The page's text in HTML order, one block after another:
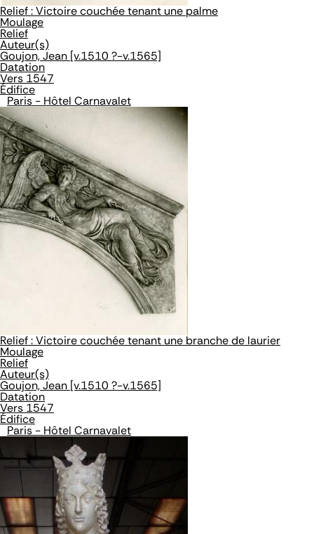
Relief : Victoire couchée tenant une palme
Moulage
Relief
Auteur(s)
Goujon, Jean [v.1510 ?-v.1565]
Datation
Vers 1547
Édifice
Paris - Hôtel Carnavalet
Relief : Victoire couchée tenant une branche de laurier
Moulage
Relief
Auteur(s)
Goujon, Jean [v.1510 ?-v.1565]
Datation
Vers 1547
Édifice
Paris - Hôtel Carnavalet